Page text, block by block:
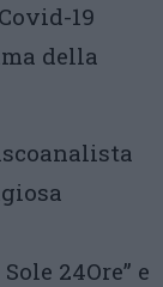
19
della
24Ore” e